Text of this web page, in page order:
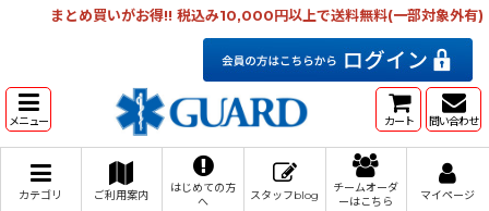
まとめ買いがお得!! 税込み10,000円以上で送料無料(一部対象外有)
メニュー カート 問い合わせ
カテゴリ ご利用案内
はじめての方
へ
スタッフblog
チームオーダ
ーはこちら
マイページ